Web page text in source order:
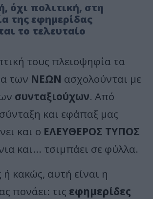
όχι πολιτική, στη
της εφημερίδας
το τελευταίο
τους πλειοψηφία τα
των ΝΕΩΝ ασχολούνται με
συνταξιούχων. Από
και εφάπαξ μας
και ο ΕΛΕΥΘΕΡΟΣ ΤΥΠΟΣ
και... τσιμπάει σε φύλλα.
ή κακώς, αυτή είναι η
πονάει: τις εφημερίδες